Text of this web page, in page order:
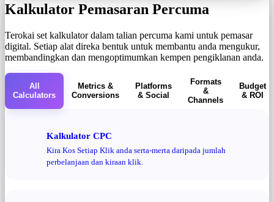
Kalkulator Pemasaran Percuma
Terokai set kalkulator dalam talian percuma kami untuk pemasar
digital. Setiap alat direka bentuk untuk membantu anda mengukur,
membandingkan dan mengoptimumkan kempen pengiklanan anda.
All
Calculators
Metrics &
Conversions
Platforms
& Social
Formats
&
Channels
Budget
& ROI
Kalkulator CPC
Kira Kos Setiap Klik anda serta-merta daripada jumlah
perbelanjaan dan kiraan klik.